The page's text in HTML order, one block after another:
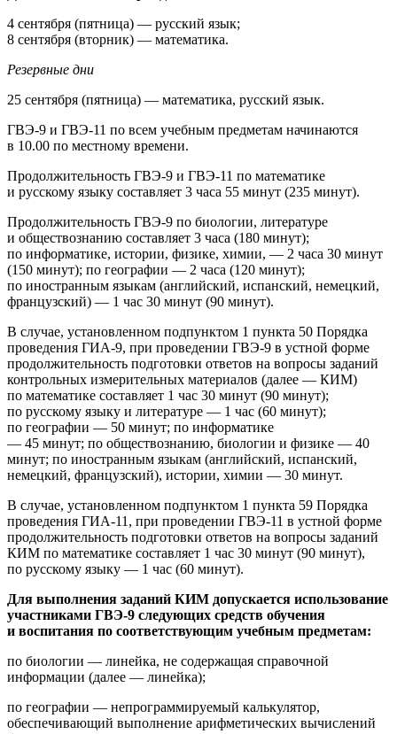
4 сентября (пятница) — русский язык;
8 сентября (вторник) — математика.
Резервные дни
25 сентября (пятница) — математика, русский язык.
ГВЭ-9 и ГВЭ-11 по всем учебным предметам начинаются
в 10.00 по местному времени.
Продолжительность ГВЭ-9 и ГВЭ-11 по математике
и русскому языку составляет 3 часа 55 минут (235 минут).
Продолжительность ГВЭ-9 по биологии, литературе
и обществознанию составляет 3 часа (180 минут);
по информатике, истории, физике, химии, — 2 часа 30 минут
(150 минут); по географии — 2 часа (120 минут);
по иностранным языкам (английский, испанский, немецкий,
французский) — 1 час 30 минут (90 минут).
В случае, установленном подпунктом 1 пункта 50 Порядка
проведения ГИА-9, при проведении ГВЭ-9 в устной форме
продолжительность подготовки ответов на вопросы заданий
контрольных измерительных материалов (далее — КИМ)
по математике составляет 1 час 30 минут (90 минут);
по русскому языку и литературе — 1 час (60 минут);
по географии — 50 минут; по информатике
— 45 минут; по обществознанию, биологии и физике — 40
минут; по иностранным языкам (английский, испанский,
немецкий, французский), истории, химии — 30 минут.
В случае, установленном подпунктом 1 пункта 59 Порядка
проведения ГИА-11, при проведении ГВЭ-11 в устной форме
продолжительность подготовки ответов на вопросы заданий
КИМ по математике составляет 1 час 30 минут (90 минут),
по русскому языку — 1 час (60 минут).
Для выполнения заданий КИМ допускается использование
участниками ГВЭ-9 следующих средств обучения
и воспитания по соответствующим учебным предметам:
по биологии — линейка, не содержащая справочной
информации (далее — линейка);
по географии — непрограммируемый калькулятор,
обеспечивающий выполнение арифметических вычислений